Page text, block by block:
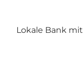
Lokale Bank